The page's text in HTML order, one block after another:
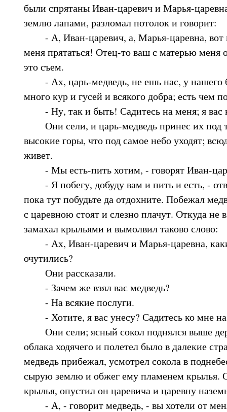
были спрятаны Иван-царевич и Марья-
землю лапами, разломал потолок и говорит:
- А, Иван-царевич, а, Марья-царевна, вот
меня прятаться! Отец-то ваш с матерью меня
это съем.
- Ах, царь-медведь, не ешь нас, у нашего
много кур и гусей и всякого добра; есть чем
- Ну, так и быть! Садитесь на меня; я вас к
Они сели, и царь-медведь принес их под
высокие горы, что под самое небо уходят;
живет.
- Мы есть-пить хотим, - говорят Иван-
- Я побегу, добуду вам и пить и есть, -
пока тут побудьте да отдохните. Побежал
с царевною стоят и слезно плачут. Откуда не
замахал крыльями и вымолвил таково слово:
- Ах, Иван-царевич и Марья-царевна,
очутились?
Они рассказали.
- Зачем же взял вас медведь?
- На всякие послуги.
- Хотите, я вас унесу? Садитесь ко мне
Они сели; ясный сокол поднялся выше
облака ходячего и полетел было в далекие
медведь прибежал, усмотрел сокола в
сырую землю и обжег ему пламенем крылья.
крылья, опустил он царевича и царевну
- А, - говорит медведь, - вы хотели от